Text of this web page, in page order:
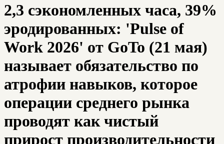
2,3 сэкономленных часа, 39%
эродированных: 'Pulse of
Work 2026' от GoTo (21 мая)
называет обязательство по
атрофии навыков, которое
операции среднего рынка
проводят как чистый
прирост производительности